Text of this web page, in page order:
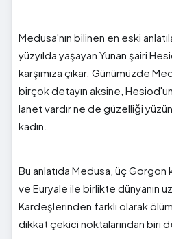
Medusa'nın bilinen en eski
yüzyılda yaşayan Yunan şairi
karşımıza çıkar. Günümüzde
birçok detayın aksine,
lanet vardır ne de güzelliği
kadın.
Bu anlatıda Medusa, üç
ve Euryale ile birlikte dünyanın
Kardeşlerinden farklı olarak
dikkat çekici noktalarından biri